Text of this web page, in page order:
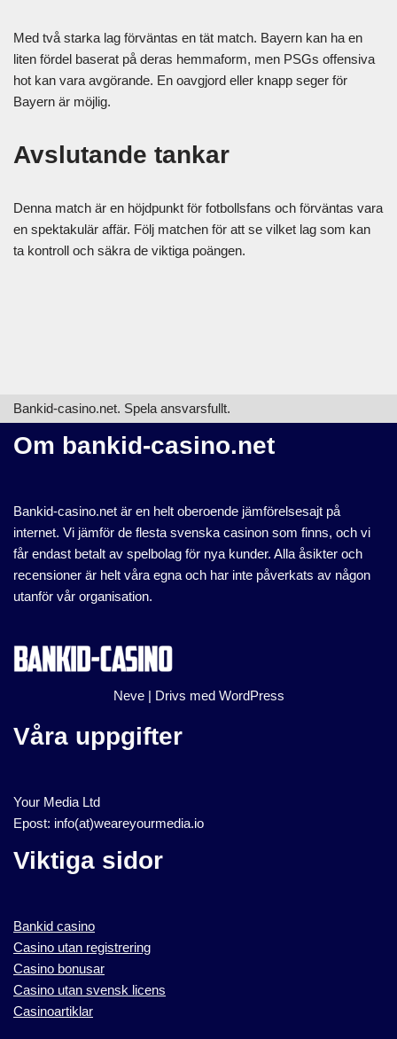
Med två starka lag förväntas en tät match. Bayern kan ha en
liten fördel baserat på deras hemmaform, men PSGs offensiva
hot kan vara avgörande. En oavgjord eller knapp seger för
Bayern är möjlig.
Avslutande tankar
Denna match är en höjdpunkt för fotbollsfans och förväntas vara
en spektakulär affär. Följ matchen för att se vilket lag som kan
ta kontroll och säkra de viktiga poängen.
Bankid-casino.net. Spela ansvarsfullt.
Om bankid-casino.net
Bankid-casino.net är en helt oberoende jämförelsesajt på
internet. Vi jämför de flesta svenska casinon som finns, och vi
får endast betalt av spelbolag för nya kunder. Alla åsikter och
recensioner är helt våra egna och har inte påverkats av någon
utanför vår organisation.
Neve| Drivs med WordPress
Våra uppgifter
Your Media Ltd
Epost: info(at)weareyourmedia.io
Viktiga sidor
Bankid casino
Casino utan registrering
Casino bonusar
Casino utan svensk licens
Casinoartiklar